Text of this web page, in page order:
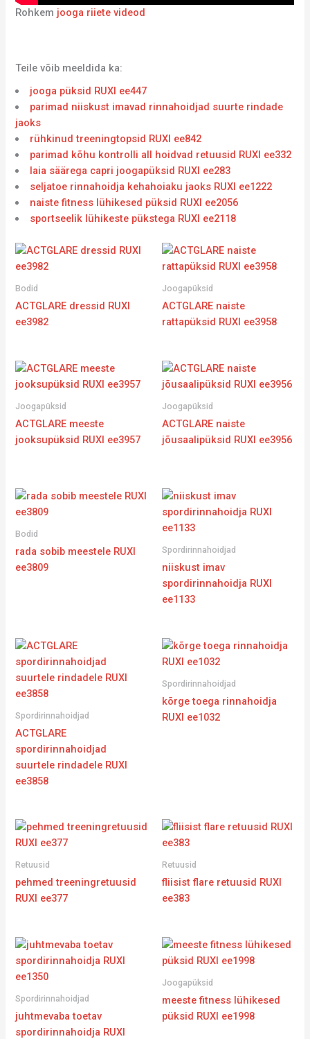
Rohkem jooga riiete videod
Teile võib meeldida ka:
jooga püksid RUXI ee447
parimad niiskust imavad rinnahoidjad suurte rindade
jaoks
rühkinud treeningtopsid RUXI ee842
parimad kõhu kontrolli all hoidvad retuusid RUXI ee332
laia säärega capri joogapüksid RUXI ee283
seljatoe rinnahoidja kehahoiaku jaoks RUXI ee1222
naiste fitness lühikesed püksid RUXI ee2056
sportseelik lühikeste pükstega RUXI ee2118
Bodid
ACTGLARE dressid RUXI
ee3982
Joogapüksid
ACTGLARE naiste
rattapüksid RUXI ee3958
Joogapüksid
ACTGLARE meeste
jooksupüksid RUXI ee3957
Joogapüksid
ACTGLARE naiste
jõusaalipüksid RUXI ee3956
Bodid
rada sobib meestele RUXI
ee3809
Spordirinnahoidjad
niiskust imav
spordirinnahoidja RUXI
ee1133
Spordirinnahoidjad
ACTGLARE
spordirinnahoidjad
suurtele rindadele RUXI
ee3858
Spordirinnahoidjad
kõrge toega rinnahoidja
RUXI ee1032
Retuusid
pehmed treeningretuusid
RUXI ee377
Retuusid
fliisist flare retuusid RUXI
ee383
Spordirinnahoidjad
juhtmevaba toetav
spordirinnahoidja RUXI
Joogapüksid
meeste fitness lühikesed
püksid RUXI ee1998